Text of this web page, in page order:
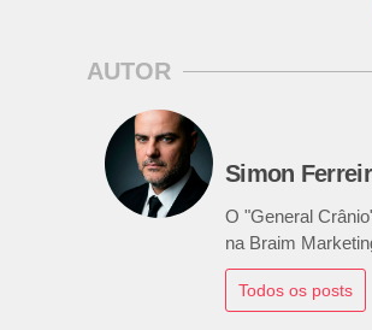
AUTOR
Simon
O "General
na Braim
Todos os posts